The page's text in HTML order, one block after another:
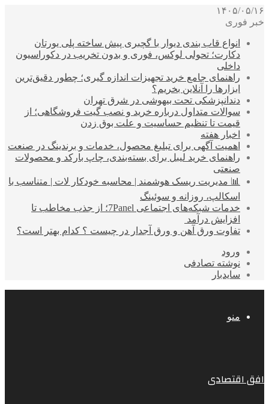
۱۴۰۵/۰۵/۱۶
خبر فوری
انواع قاب بندی دیوار با گچبری پیش ساخته پلی یورتان
دکارت؛ تحولی لوکس، فوری و بدون تخریب در دکوراسیون
داخلی
راهنمای جامع خرید تجهیزات اندازه گیری؛ چطور دقیق‌ترین
ابزارها را آنلاین بخریم؟
دندانپزشکی تحت بیهوشی در شرق تهران
سوالات متداول درباره خرید و نصب گیت فروشگاهی؛ از
قیمت تا تنظیم حساسیت و علت بوق زدن
اخبار هفته
اهمیت آگهی برای تبلیغ محصول، خدمات و برندینگ در صنعت
راهنمای خرید لیبل برای بسته‌بندی، چاپ بارکد و محصولات
صنعتی
📊 مدیریت ریسک هوشمند | محاسبه خودکار لات | متناسب با
اسکالپ، روزانه و سوئینگ
خدمات شبکه‌های اجتماعی 7Panel؛ از جذب مخاطب تا
افزایش درآمد
تفاوت ورق آهن و ورق آجدار در چیست ؟ کدام بهتر است؟
ورود
نوشته تصادفی
سایدبار
منو
افق اقتصادی